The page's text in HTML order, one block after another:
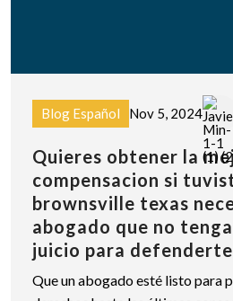
Blog Español Nov 5, 2024
Quieres obtener la
compensacion si
brownsville texas
abogado que no
juicio para defenderte
Que un abogado esté listo para